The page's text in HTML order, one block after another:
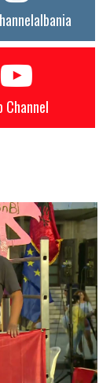
Channel